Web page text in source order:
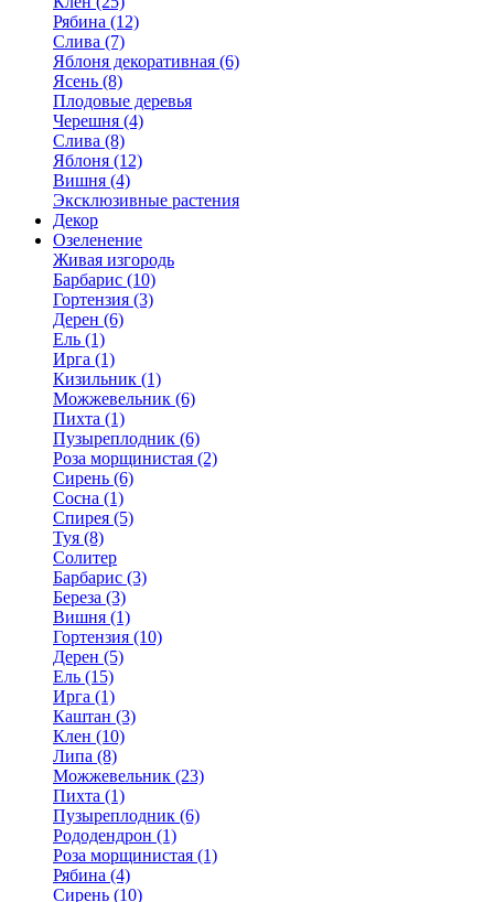
Рябина (12)
Слива (7)
Яблоня декоративная (6)
Ясень (8)
Плодовые деревья
Черешня (4)
Слива (8)
Яблоня (12)
Вишня (4)
Эксклюзивные растения
Декор
Озеленение
Живая изгородь
Барбарис (10)
Гортензия (3)
Дерен (6)
Ель (1)
Ирга (1)
Кизильник (1)
Можжевельник (6)
Пихта (1)
Пузыреплодник (6)
Роза морщинистая (2)
Сирень (6)
Сосна (1)
Спирея (5)
Туя (8)
Солитер
Барбарис (3)
Береза (3)
Вишня (1)
Гортензия (10)
Дерен (5)
Ель (15)
Ирга (1)
Каштан (3)
Клен (10)
Липа (8)
Можжевельник (23)
Пихта (1)
Пузыреплодник (6)
Рододендрон (1)
Роза морщинистая (1)
Рябина (4)
Сирень (10)